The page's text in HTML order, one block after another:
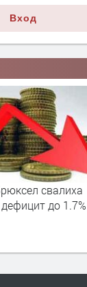
Вход
свалиха
до